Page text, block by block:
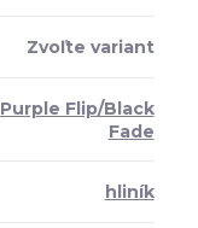
Zvoľte variant
Purple Flip/Black
Fade
hliník